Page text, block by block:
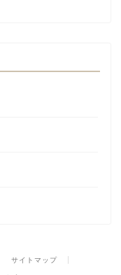
サイトマップ